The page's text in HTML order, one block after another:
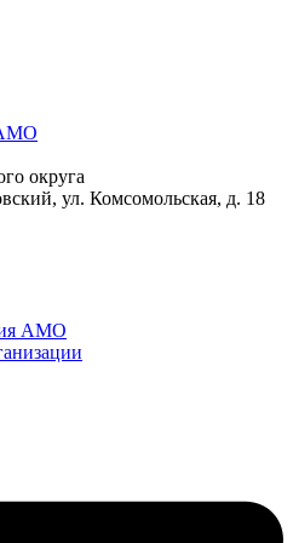
округа
ул. Комсомольская, д. 18
АМО